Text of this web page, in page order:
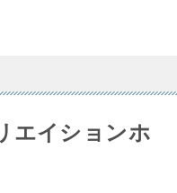
エイションホ